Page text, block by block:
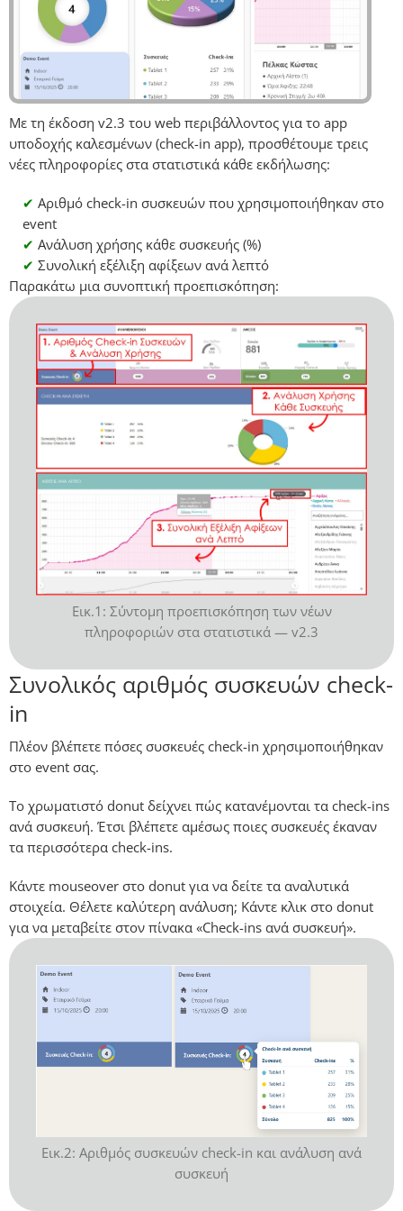
Με τη έκδοση v2.3 του web περιβάλλοντος για το app
υποδοχής καλεσμένων (check-in app), προσθέτουμε τρεις
νέες πληροφορίες στα στατιστικά κάθε εκδήλωσης:
✔ Αριθμό check-in συσκευών που χρησιμοποιήθηκαν στο
event
✔ Ανάλυση χρήσης κάθε συσκευής (%)
✔ Συνολική εξέλιξη αφίξεων ανά λεπτό
Παρακάτω μια συνοπτική προεπισκόπηση:
Εικ.1: Σύντομη προεπισκόπηση των νέων
πληροφοριών στα στατιστικά — v2.3
Συνολικός αριθμός συσκευών check-
in
Πλέον βλέπετε πόσες συσκευές check-in χρησιμοποιήθηκαν
στο event σας.
Το χρωματιστό donut δείχνει πώς κατανέμονται τα check-ins
ανά συσκευή. Έτσι βλέπετε αμέσως ποιες συσκευές έκαναν
τα περισσότερα check-ins.
Κάντε mouseover στο donut για να δείτε τα αναλυτικά
στοιχεία. Θέλετε καλύτερη ανάλυση; Κάντε κλικ στο donut
για να μεταβείτε στον πίνακα «Check-ins ανά συσκευή».
Εικ.2: Αριθμός συσκευών check-in και ανάλυση ανά
συσκευή